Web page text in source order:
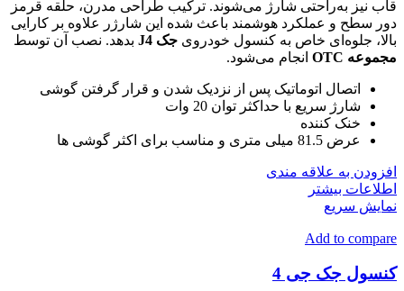
قاب نیز به‌راحتی شارژ می‌شوند. ترکیب طراحی مدرن، حلقه قرمز
دور سطح و عملکرد هوشمند باعث شده این شارژر علاوه بر کارایی
بالا، جلوه‌ای خاص به کنسول خودروی جک J4
بدهد. نصب آن توسط
مجموعه OTC
انجام می‌شود.
اتصال اتوماتیک پس از نزدیک شدن و قرار گرفتن گوشی
شارژ سریع با حداکثر توان 20 وات
خنک کننده
عرض 81.5 میلی متری و مناسب برای اکثر گوشی ها
افزودن به علاقه مندی
اطلاعات بیشتر
نمایش سریع
Add to compare
کنسول جک جی 4